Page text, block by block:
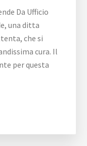
Da Ufficio
una ditta
che si
cura. Il
per questa